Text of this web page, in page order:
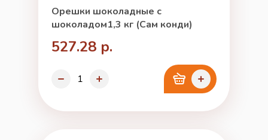
Орешки шоколадные с
шоколадом1,3 кг (Сам конди)
527.28 р.